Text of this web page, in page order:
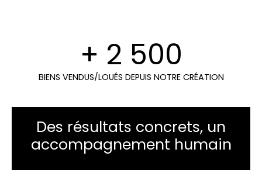
+ 2 500
BIENS VENDUS/LOUÉS DEPUIS NOTRE CRÉATION
Des résultats concrets, un
accompagnement humain